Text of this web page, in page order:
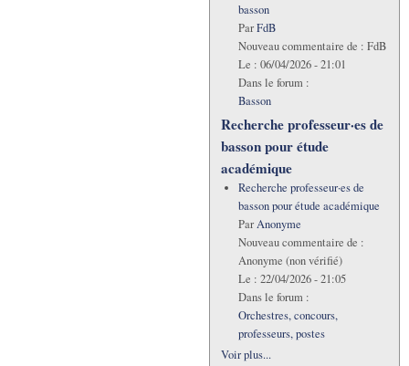
basson
ParFdB
Nouveau commentaire de : FdB
Le : 06/04/2026 - 21:01
Dans le forum :
Basson
Recherche professeur·es de
basson pour étude
académique
Recherche professeur·es de
basson pour étude académique
ParAnonyme
Nouveau commentaire de :
Anonyme (non vérifié)
Le : 22/04/2026 - 21:05
Dans le forum :
Orchestres, concours,
professeurs, postes
Voir plus...